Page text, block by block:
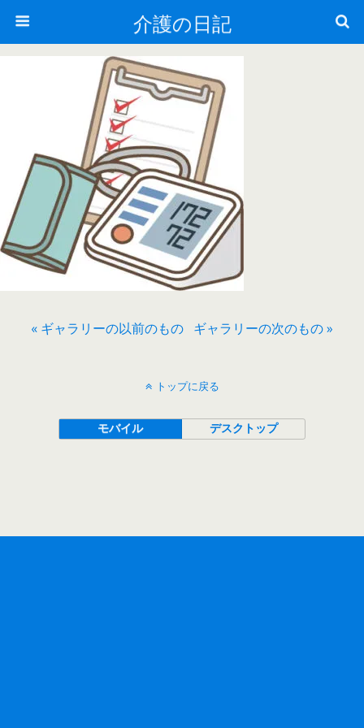
介護の日記
« ギャラリーの以前のもの ギャラリーの次のもの »
トップに戻る
モバイル デスクトップ